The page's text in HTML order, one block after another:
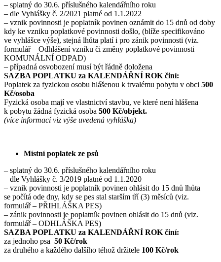
– splatný do 30.6. příslušného kalendářního roku
– dle Vyhlášky č. 2/2021 platné od 1.1.2022
– vznik povinnosti je poplatník povinen oznámit do 15 dnů od doby
kdy ke vzniku poplatkové povinnosti došlo, (blíže specifikováno
ve vyhlášce výše), stejná lhůta platí i pro zánik povinnosti (viz.
formulář – Odhlášení vzniku či změny poplatkové povinnosti
KOMUNÁLNÍ ODPAD)
– případná osvobození musí být řádně doložena
SAZBA POPLATKU za KALENDÁŘNÍ ROK činí:
Poplatek za fyzickou osobu hlášenou k trvalému pobytu v obci 500
Kč/osoba
Fyzická osoba mají ve vlastnictví stavbu, ve které není hlášena
k pobytu žádná fyzická osoba 500 Kč/objekt.
(více informací viz výše uvedená vyhláška)
Místní poplatek ze psů
–splatný do 30.6. příslušného kalendářního roku
– dle Vyhlášky č. 3/2019 platné od 1.1.2020
– vznik povinnosti je poplatník povinen ohlásit do 15 dnů lhůta
se počítá ode dny, kdy se pes stal starším tří (3) měsíců (viz.
formulář – PŘIHLÁŠKA PES)
– zánik povinnosti je poplatník povinen ohlásit do 15 dnů (viz.
formulář – ODHLÁŠKA PES)
SAZBA POPLATKU za KALENDÁŘNÍ ROK činí:
za jednoho psa 50 Kč/rok
za druhého a každého dalšího téhož držitele 100 Kč/rok